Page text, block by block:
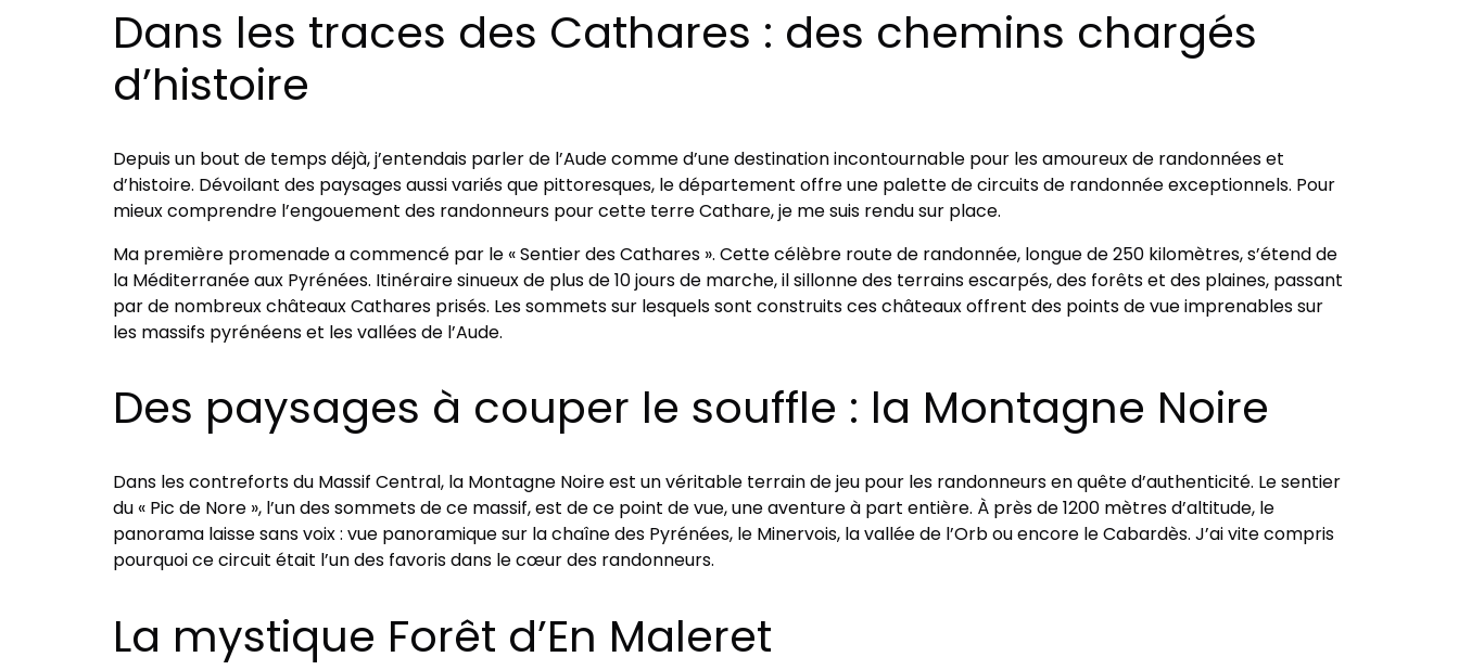
Dans les traces des Cathares : des chemins chargés
d’histoire
Depuis un bout de temps déjà, j’entendais parler de l’Aude comme d’une destination incontournable pour les amoureux de randonnées et
d’histoire. Dévoilant des paysages aussi variés que pittoresques, le département offre une palette de circuits de randonnée exceptionnels. Pour
mieux comprendre l’engouement des randonneurs pour cette terre Cathare, je me suis rendu sur place.
Ma première promenade a commencé par le « Sentier des Cathares ». Cette célèbre route de randonnée, longue de 250 kilomètres, s’étend de
la Méditerranée aux Pyrénées. Itinéraire sinueux de plus de 10 jours de marche, il sillonne des terrains escarpés, des forêts et des plaines, passant
par de nombreux châteaux Cathares prisés. Les sommets sur lesquels sont construits ces châteaux offrent des points de vue imprenables sur
les massifs pyrénéens et les vallées de l’Aude.
Des paysages à couper le souffle : la Montagne Noire
Dans les contreforts du Massif Central, la Montagne Noire est un véritable terrain de jeu pour les randonneurs en quête d’authenticité. Le sentier
du « Pic de Nore », l’un des sommets de ce massif, est de ce point de vue, une aventure à part entière. À près de 1200 mètres d’altitude, le
panorama laisse sans voix : vue panoramique sur la chaîne des Pyrénées, le Minervois, la vallée de l’Orb ou encore le Cabardès. J’ai vite compris
pourquoi ce circuit était l’un des favoris dans le cœur des randonneurs.
La mystique Forêt d’En Maleret